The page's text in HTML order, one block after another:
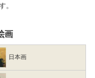
。
画
日本画